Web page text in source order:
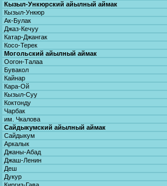
Кызыл-Ункюрский айылный аймак
Кызыл-Ункюр
Ак-Булак
Джаз-Кечуу
Катар-Джангак
Косо-Терек
Могольский айылный аймак
Оогон-Талаа
Бувакол
Кайнар
Кара-Ой
Кызыл-Суу
Коктонду
Чарбак
им. Чкалова
Сайдыкумский айылный аймак
Сайдыкум
Аркалык
Джаны-Абад
Джаш-Ленин
Деш
Дукур